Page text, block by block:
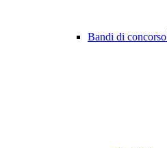
Bandi di concorso